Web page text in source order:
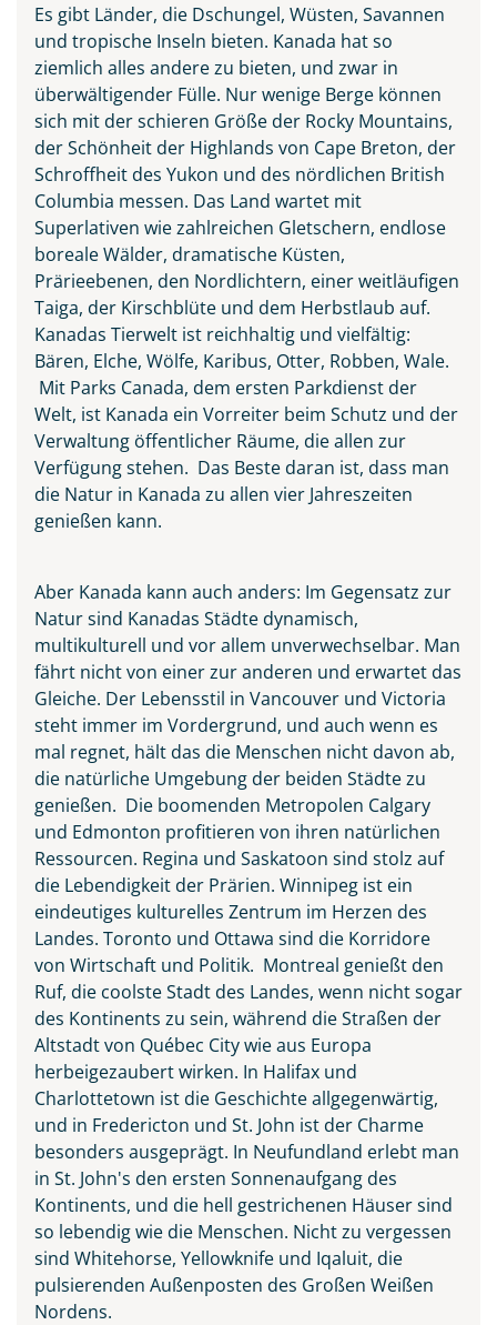
Waterton-Lakes-Nationalpark
in Kanada
© Biju - stock.adobe.com
Es gibt Länder, die Dschungel, Wüsten, Savannen
und tropische Inseln bieten. Kanada hat so
ziemlich alles andere zu bieten, und zwar in
überwältigender Fülle. Nur wenige Berge können
sich mit der schieren Größe der Rocky Mountains,
der Schönheit der Highlands von Cape Breton, der
Schroffheit des Yukon und des nördlichen British
Columbia messen. Das Land wartet mit
Superlativen wie zahlreichen Gletschern, endlose
boreale Wälder, dramatische Küsten,
Prärieebenen, den Nordlichtern, einer weitläufigen
Taiga, der Kirschblüte und dem Herbstlaub auf.
Kanadas Tierwelt ist reichhaltig und vielfältig:
Bären, Elche, Wölfe, Karibus, Otter, Robben, Wale.
Mit Parks Canada, dem ersten Parkdienst der
Welt, ist Kanada ein Vorreiter beim Schutz und der
Verwaltung öffentlicher Räume, die allen zur
Verfügung stehen. Das Beste daran ist, dass man
die Natur in Kanada zu allen vier Jahreszeiten
genießen kann.
Aber Kanada kann auch anders: Im Gegensatz zur
Natur sind Kanadas Städte dynamisch,
multikulturell und vor allem unverwechselbar. Man
fährt nicht von einer zur anderen und erwartet das
Gleiche. Der Lebensstil in Vancouver und Victoria
steht immer im Vordergrund, und auch wenn es
mal regnet, hält das die Menschen nicht davon ab,
die natürliche Umgebung der beiden Städte zu
genießen. Die boomenden Metropolen Calgary
und Edmonton profitieren von ihren natürlichen
Ressourcen. Regina und Saskatoon sind stolz auf
die Lebendigkeit der Prärien. Winnipeg ist ein
eindeutiges kulturelles Zentrum im Herzen des
Landes. Toronto und Ottawa sind die Korridore
von Wirtschaft und Politik. Montreal genießt den
Ruf, die coolste Stadt des Landes, wenn nicht sogar
des Kontinents zu sein, während die Straßen der
Altstadt von Québec City wie aus Europa
herbeigezaubert wirken. In Halifax und
Charlottetown ist die Geschichte allgegenwärtig,
und in Fredericton und St. John ist der Charme
besonders ausgeprägt. In Neufundland erlebt man
in St. John's den ersten Sonnenaufgang des
Kontinents, und die hell gestrichenen Häuser sind
so lebendig wie die Menschen. Nicht zu vergessen
sind Whitehorse, Yellowknife und Iqaluit, die
pulsierenden Außenposten des Großen Weißen
Nordens.